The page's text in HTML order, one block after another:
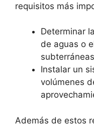
requisitos más
Determinar
de aguas o
Instalar un
volúmenes
Además de estos